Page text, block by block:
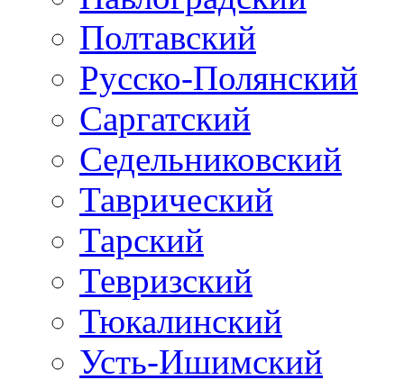
Полтавский
Русско-Полянский
Саргатский
Седельниковский
Таврический
Тарский
Тевризский
Тюкалинский
Усть-Ишимский